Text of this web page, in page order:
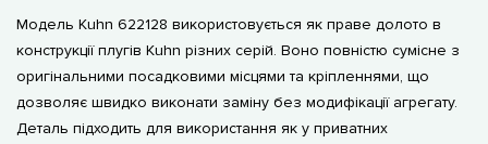
Модель Kuhn 622128 використовується як праве долото в
конструкції плугів Kuhn різних серій. Воно повністю сумісне з
оригінальними посадковими місцями та кріпленнями, що
дозволяє швидко виконати заміну без модифікації агрегату.
Деталь підходить для використання як у приватних